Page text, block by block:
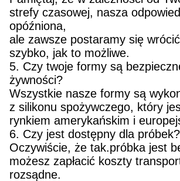
strefy czasowej, nasza
opóźniona,
ale zawsze postaramy się
szybko, jak to możliwe.
5. Czy twoje formy są
żywności?
Wszystkie nasze formy są
z silikonu spożywczego, który
rynkiem amerykańskim i
6. Czy jest dostępny dla próbek?
Oczywiście, że tak.próbka jest
możesz zapłacić koszty
rozsądne.